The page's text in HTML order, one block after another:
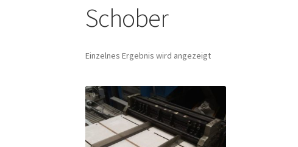
Schober
Einzelnes Ergebnis wird angezeigt